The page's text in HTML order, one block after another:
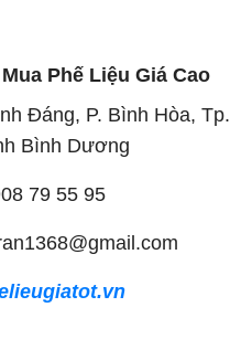
Phế Liệu Giá Cao
Đáng, P. Bình Hòa, Tp.
Bình Dương
79 55 95